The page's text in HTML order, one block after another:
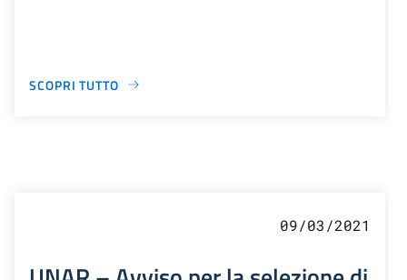
SCOPRI TUTTO
09/03/2021